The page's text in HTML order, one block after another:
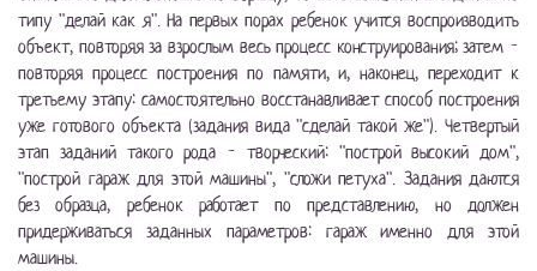
типу "делай как я". На первых порах ребенок учится воспроизводить
объект, повторяя за взрослым весь процесс конструирования; затем -
повторяя процесс построения по памяти, и, наконец, переходит к
третьему этапу: самостоятельно восстанавливает способ построения
уже готового объекта (задания вида "сделай такой же"). Четвертый
этап заданий такого рода - творческий: "построй высокий дом",
"построй гараж для этой машины", "сложи петуха". Задания даются
без образца, ребенок работает по представлению, но должен
придерживаться заданных параметров: гараж именно для этой
машины.